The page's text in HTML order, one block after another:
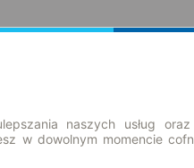
naszych usług oraz
w dowolnym momencie